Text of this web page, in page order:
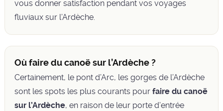
vous donner satisfaction pendant vos voyages
fluviaux sur l’Ardèche.
Où faire du canoë sur l’Ardèche ?
Certainement, le pont d’Arc, les gorges de l’Ardèche
sont les spots les plus courants pourfaire du canoë
sur l’Ardèche, en raison de leur porte d’entrée